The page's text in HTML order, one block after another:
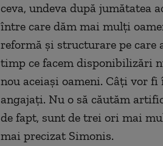
ceva, undeva după jumătatea
între care dăm mai mulţi
reformă şi structurare pe care
timp ce facem disponibilizări
nou aceiaşi oameni. Câţi vor
angajaţi. Nu o să căutăm
de fapt, sunt de trei ori mai
mai precizat Simonis.